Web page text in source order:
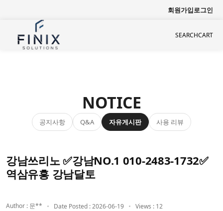
회원가입로그인
SEARCHCART
NOTICE
공지사항 Q&A 자유게시판 사용 리뷰
강남쓰리노 ✅강남NO.1 010-2483-1732✅
역삼유흥 강남달토
Author : 문** Date Posted : 2026-06-19 Views : 12